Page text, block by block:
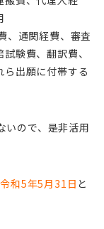
、通関経費、審査
験費、翻訳費、
出願に付帯する
いので、是非活用
和5年5月31日と